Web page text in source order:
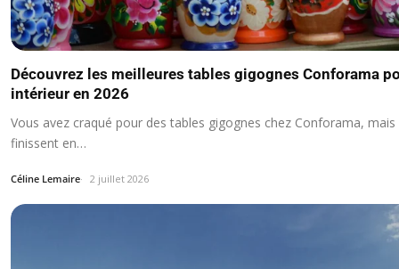
Découvrez les meilleures tables gigognes Conforama
intérieur en 2026
Vous avez craqué pour des tables gigognes chez Conforama,
finissent en…
Céline Lemaire 2 juillet 2026